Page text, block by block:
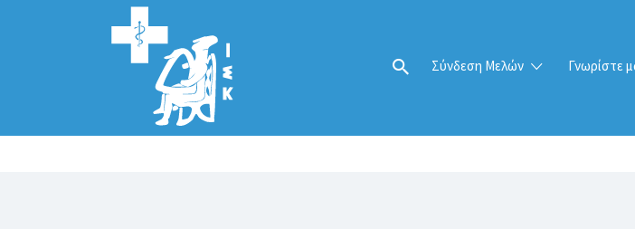
Σύνδεση Μελών Γνωρίστε
Αναζήτηση
για: